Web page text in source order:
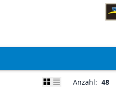
Anzahl: